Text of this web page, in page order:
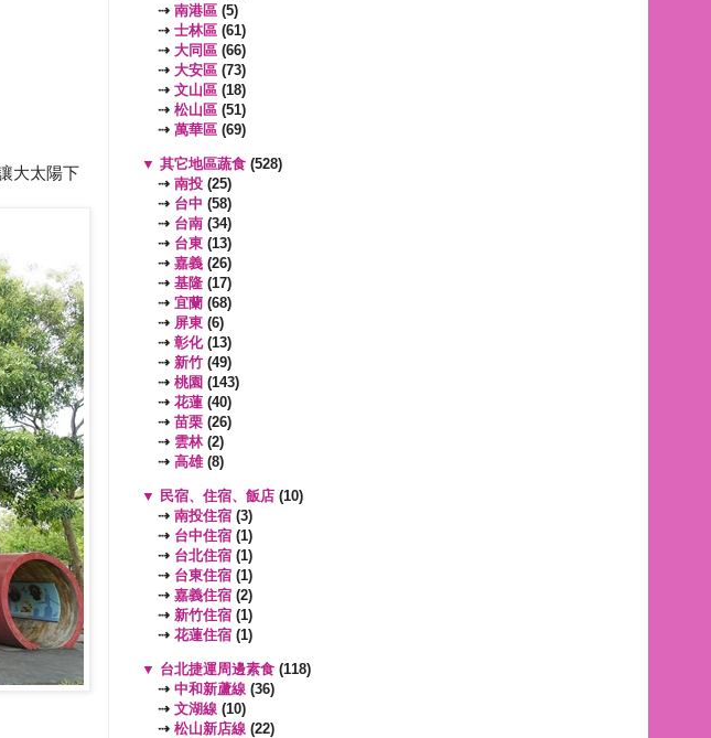
大太陽下
⇢ 南港區 (5)
⇢ 士林區 (61)
⇢ 大同區 (66)
⇢ 大安區 (73)
⇢ 文山區 (18)
⇢ 松山區 (51)
⇢ 萬華區 (69)
▼ 其它地區蔬食 (528)
⇢ 南投 (25)
⇢ 台中 (58)
⇢ 台南 (34)
⇢ 台東 (13)
⇢ 嘉義 (26)
⇢ 基隆 (17)
⇢ 宜蘭 (68)
⇢ 屏東 (6)
⇢ 彰化(13)
⇢ 新竹 (49)
⇢ 桃園 (143)
⇢ 花蓮 (40)
⇢ 苗栗 (26)
⇢ 雲林(2)
⇢ 高雄(8)
▼ 民宿、住宿、飯店 (10)
⇢ 南投住宿 (3)
⇢ 台中住宿 (1)
⇢ 台北住宿 (1)
⇢ 台東住宿 (1)
⇢ 嘉義住宿 (2)
⇢ 新竹住宿 (1)
⇢ 花蓮住宿 (1)
▼ 台北捷運周邊素食 (118)
⇢ 中和新蘆線 (36)
⇢ 文湖線 (10)
⇢ 松山新店線 (22)